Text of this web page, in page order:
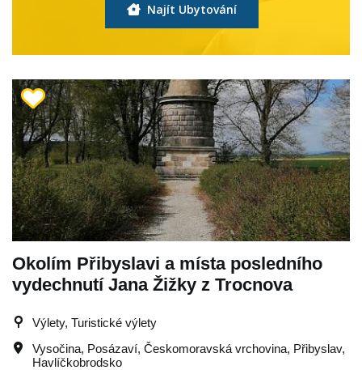
Najít Ubytování
Okolím Přibyslavi a místa posledního
vydechnutí Jana Žižky z Trocnova
Výlety, Turistické výlety
Vysočina, Posázaví, Českomoravská vrchovina, Přibyslav,
Havlíčkobrodsko